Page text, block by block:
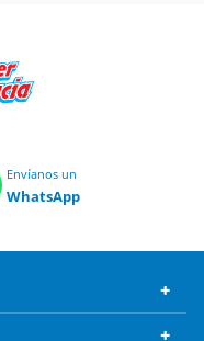
Envíanos un
WhatsApp